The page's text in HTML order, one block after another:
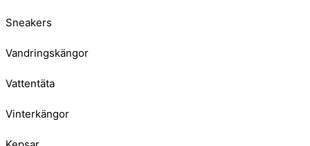
Sneakers
Vandringskängor
Vattentäta
Vinterkängor